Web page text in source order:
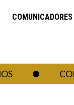
COMUNICADORES